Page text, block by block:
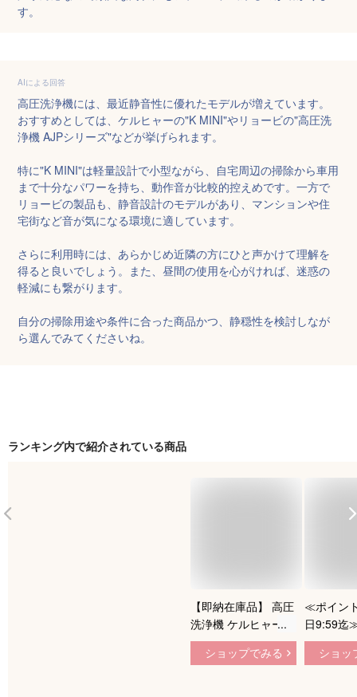
す。
AIによる回答
高圧洗浄機には、最近静音性に優れたモデルが増えています。
おすすめとしては、ケルヒャーの"K MINI"やリョービの"高圧洗
浄機 AJPシリーズ"などが挙げられます。
特に"K MINI"は軽量設計で小型ながら、自宅周辺の掃除から車用
まで十分なパワーを持ち、動作音が比較的控えめです。一方で
リョービの製品も、静音設計のモデルがあり、マンションや住
宅街など音が気になる環境に適しています。
さらに利用時には、あらかじめ近隣の方にひと声かけて理解を
得ると良いでしょう。また、昼間の使用を心がければ、迷惑の
軽減にも繋がります。
自分の掃除用途や条件に合った商品かつ、静穏性を検討しなが
ら選んでみてくださいね。
ランキング内で紹介されている商品
【即納在庫品】 高圧
洗浄機 ケルヒャー
K2サイレント 1.600-
920.0 静音 家庭用 高
ショップでみる
≪ポイン
日9:59迄
機 アイリ
洗車 静
ショッ